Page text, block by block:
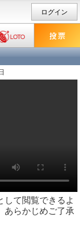
ログイン
て閲覧できるよ
あらかじめご了承